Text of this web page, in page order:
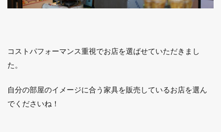
コストパフォーマンス重視でお店を選ばせていただきまし
た。
自分の部屋のイメージに合う家具を販売しているお店を選ん
でくださいね！